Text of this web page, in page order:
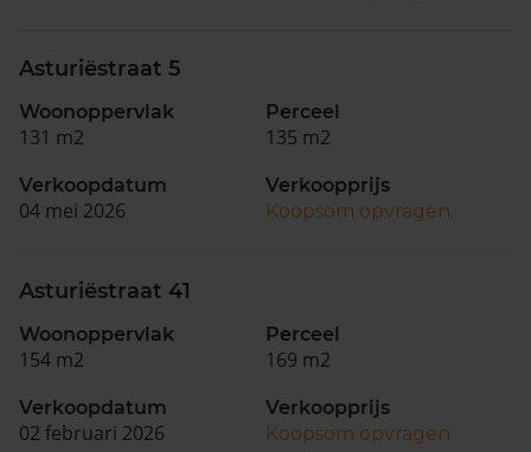
Asturiëstraat 5
Woonoppervlak
131 m2
Perceel
135 m2
Verkoopdatum
04 mei 2026
Verkoopprijs
Koopsom opvragen
Asturiëstraat 41
Woonoppervlak
154 m2
Perceel
169 m2
Verkoopdatum
02 februari 2026
Verkoopprijs
Koopsom opvragen